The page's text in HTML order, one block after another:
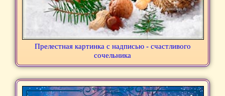
Прелестная картинка с надписью - счастливого
сочельника